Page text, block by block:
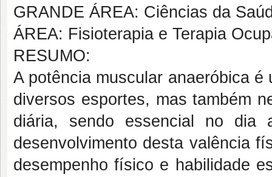
GRANDE ÁREA: Ciências da
ÁREA: Fisioterapia e Terapia
RESUMO:
A potência muscular anaeróbica
diversos esportes, mas também
diária, sendo essencial no
desenvolvimento desta valência
desempenho físico e habilidade